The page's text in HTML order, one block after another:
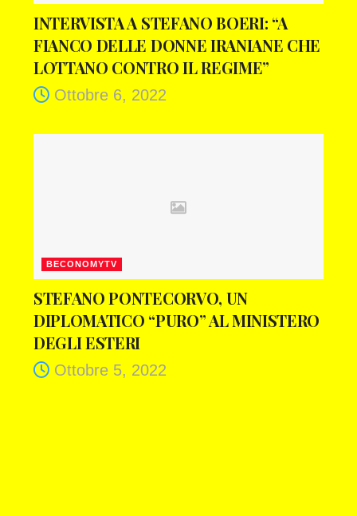
INTERVISTA A STEFANO BOERI: “A
FIANCO DELLE DONNE IRANIANE CHE
LOTTANO CONTRO IL REGIME”
Ottobre 6, 2022
BECONOMYTV
STEFANO PONTECORVO, UN
DIPLOMATICO “PURO” AL MINISTERO
DEGLI ESTERI
Ottobre 5, 2022